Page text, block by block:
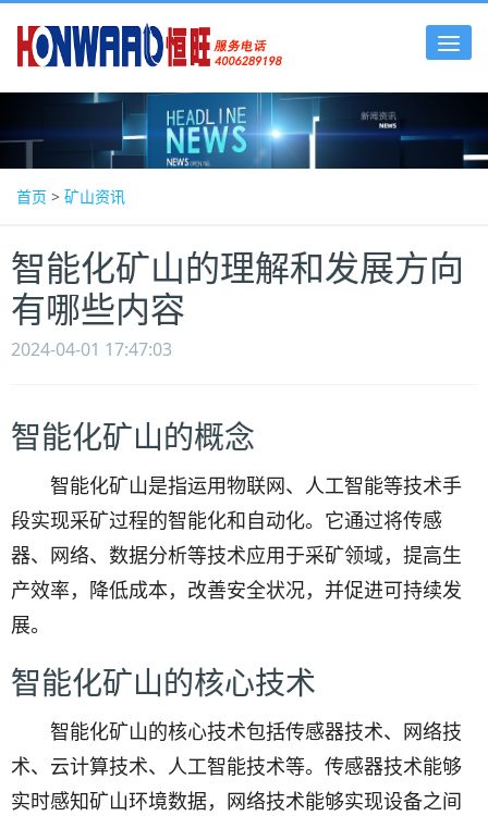
首页 > 矿山资讯
智能化矿山的理解和发展方向
有哪些内容
2024-04-01 17:47:03
智能化矿山的概念
智能化矿山是指运用物联网、人工智能等技术手
段实现采矿过程的智能化和自动化。它通过将传感
器、网络、数据分析等技术应用于采矿领域，提高生
产效率，降低成本，改善安全状况，并促进可持续发
展。
智能化矿山的核心技术
智能化矿山的核心技术包括传感器技术、网络技
术、云计算技术、人工智能技术等。传感器技术能够
实时感知矿山环境数据，网络技术能够实现设备之间